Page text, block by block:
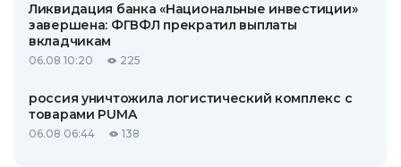
Ликвидация банка «Национальные инвестиции»
завершена: ФГВФЛ прекратил выплаты
вкладчикам
06.08 10:20 225
россия уничтожила логистический комплекс с
товарами PUMA
06.08 06:44 138